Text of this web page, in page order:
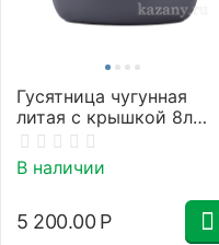
Гусятница чугунная
литая с крышкой 8л
Гардарика
В наличии
5 200.00 Р